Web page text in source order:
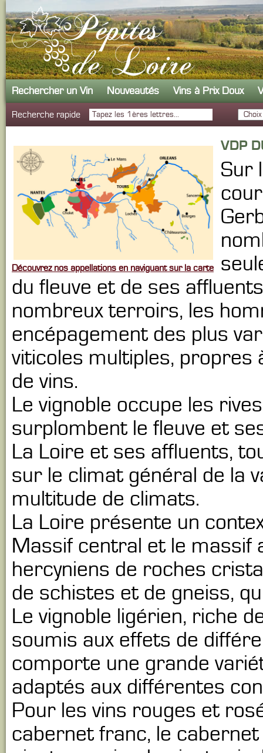
Rechercher un Vin Nouveautés Vins à Prix Doux
Recherche rapide
Découvrez nos appellations en naviguant sur la carte
VDP
Sur
du fleuve et de ses
nombreux terroirs, les
encépagement des plus
viticoles multiples, propres
de vins.
Le vignoble occupe les
surplombent le fleuve et
La Loire et ses affluents,
sur le climat général de la
multitude de climats.
La Loire présente un
Massif central et le massif
hercyniens de roches
de schistes et de gneiss,
Le vignoble ligérien, riche
soumis aux effets de
comporte une grande
adaptés aux différentes
Pour les vins rouges et
cabernet franc, le